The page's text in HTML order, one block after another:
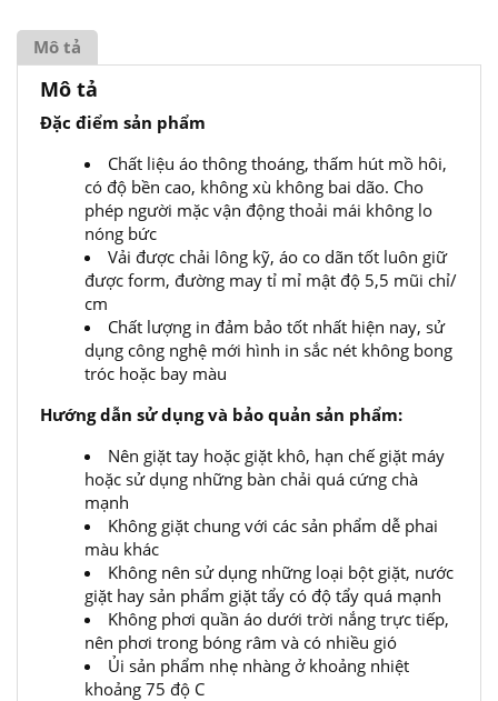
Mô tả
Mô tả
Đặc điểm sản phẩm
Chất liệu áo thông thoáng, thấm hút mồ hôi,
có độ bền cao, không xù không bai dão. Cho
phép người mặc vận động thoải mái không lo
nóng bức
Vải được chải lông kỹ, áo co dãn tốt luôn giữ
được form, đường may tỉ mỉ mật độ 5,5 mũi chỉ/
cm
Chất lượng in đảm bảo tốt nhất hiện nay, sử
dụng công nghệ mới hình in sắc nét không bong
tróc hoặc bay màu
Hướng dẫn sử dụng và bảo quản sản phẩm:
Nên giặt tay hoặc giặt khô, hạn chế giặt máy
hoặc sử dụng những bàn chải quá cứng chà
mạnh
Không giặt chung với các sản phẩm dễ phai
màu khác
Không nên sử dụng những loại bột giặt, nước
giặt hay sản phẩm giặt tẩy có độ tẩy quá mạnh
Không phơi quần áo dưới trời nắng trực tiếp,
nên phơi trong bóng râm và có nhiều gió
Ủi sản phẩm nhẹ nhàng ở khoảng nhiệt
khoảng 75 độ C